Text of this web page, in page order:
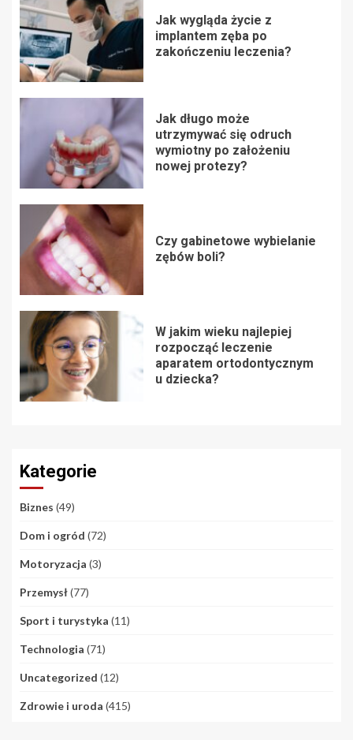
Jak wygląda życie z
implantem zęba po
zakończeniu leczenia?
Jak długo może
utrzymywać się odruch
wymiotny po założeniu
nowej protezy?
Czy gabinetowe wybielanie
zębów boli?
W jakim wieku najlepiej
rozpocząć leczenie
aparatem ortodontycznym
u dziecka?
Kategorie
Biznes (49)
Dom i ogród (72)
Motoryzacja (3)
Przemysł(77)
Sport i turystyka (11)
Technologia (71)
Uncategorized (12)
Zdrowie i uroda (415)